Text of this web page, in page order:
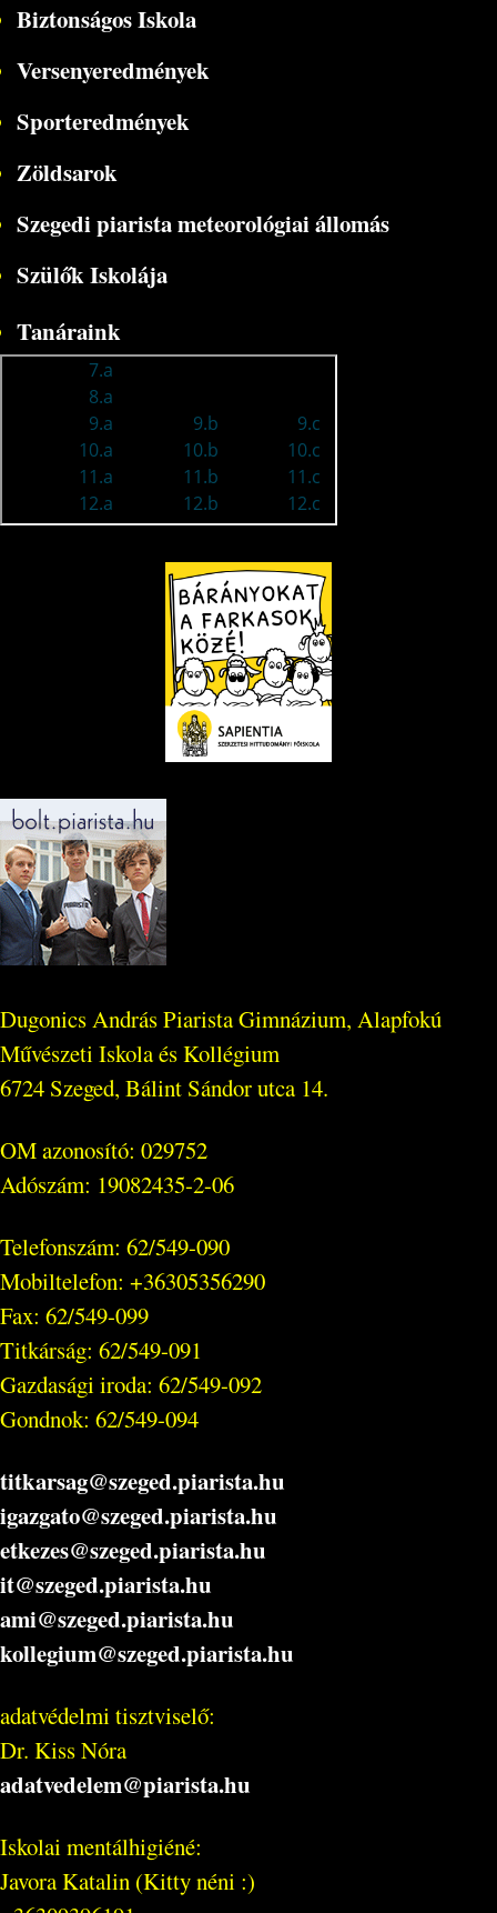
Biztonságos Iskola
Versenyeredmények
Sporteredmények
Zöldsarok
Szegedi piarista meteorológiai állomás
Szülők Iskolája
Tanáraink
Dugonics András Piarista Gimnázium, Alapfokú
Művészeti Iskola és Kollégium
6724 Szeged, Bálint Sándor utca 14.
OM azonosító: 029752
Adószám: 19082435-2-06
Telefonszám: 62/549-090
Mobiltelefon: +36305356290
Fax: 62/549-099
Titkárság: 62/549-091
Gazdasági iroda: 62/549-092
Gondnok: 62/549-094
titkarsag@szeged.piarista.hu
igazgato@szeged.piarista.hu
etkezes@szeged.piarista.hu
it@szeged.piarista.hu
ami@szeged.piarista.hu
kollegium@szeged.piarista.hu
adatvédelmi tisztviselő:
Dr. Kiss Nóra
adatvedelem@piarista.hu
Iskolai mentálhigiéné:
Javora Katalin (Kitty néni :)